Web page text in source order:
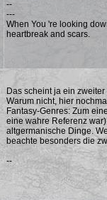
--
---
When You 're looking
heartbreak and scars.
Das scheint ja ein
Warum nicht, hier
Fantasy-Genres: Zum
eine wahre Referenz
altgermanische Dinge.
beachte besonders die
--